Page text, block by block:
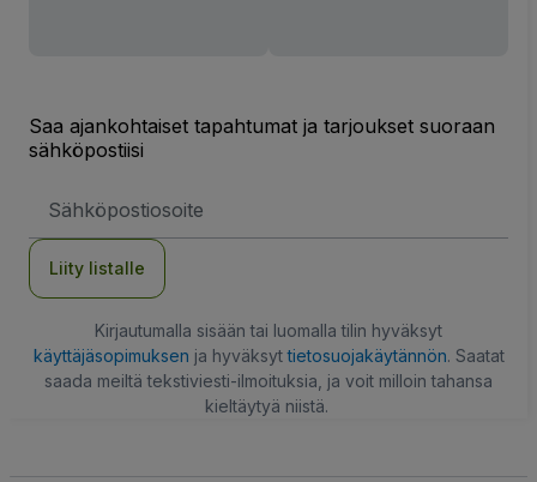
Saa ajankohtaiset tapahtumat ja tarjoukset suoraan
sähköpostiisi
Liity listalle
Kirjautumalla sisään tai luomalla tilin hyväksyt
käyttäjäsopimuksen ja hyväksyttietosuojakäytännön. Saatat
saada meiltä tekstiviesti-ilmoituksia, ja voit milloin tahansa
kieltäytyä niistä.